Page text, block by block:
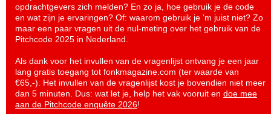
opdrachtgevers zich melden? En zo ja, hoe gebruik je de code
en wat zijn je ervaringen? Of: waarom gebruik je ‘m juist niet? Zo
maar een paar vragen uit de nul-meting over het gebruik van de
Pitchcode 2025 in Nederland.
Als dank voor het invullen van de vragenlijst ontvang je een jaar
lang gratis toegang tot fonkmagazine.com (ter waarde van
€65,-). Het invullen van de vragenlijst kost je bovendien niet meer
dan 5 minuten. Dus: wat let je, help het vak vooruit en doe mee
aan de Pitchcode enquête 2026!